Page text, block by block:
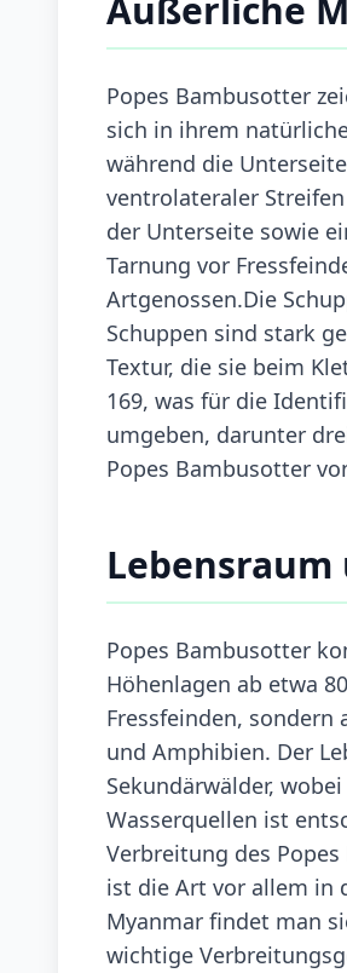
Popes Bambusotter
sich in ihrem
während die
ventrolateraler
der Unterseite sowie
Tarnung vor
Artgenossen.Die
Schuppen sind stark
Textur, die sie beim
169, was für die
umgeben, darunter
Popes Bambusotter
Popes Bambusotter
Höhenlagen ab etwa
Fressfeinden,
und Amphibien. Der
Sekundärwälder,
Wasserquellen ist
Verbreitung des
ist die Art vor allem in
Myanmar findet man
wichtige